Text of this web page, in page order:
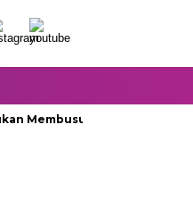
di Dalam Sumur